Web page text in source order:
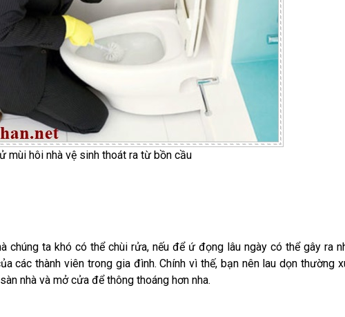
mùi hôi nhà vệ sinh thoát ra từ bồn cầu
chúng ta khó có thể chùi rửa, nếu để ứ đọng lâu ngày có thể gây ra
các thành viên trong gia đình. Chính vì thế, bạn nên lau dọn thường
nhà và mở cửa để thông thoáng hơn nha.